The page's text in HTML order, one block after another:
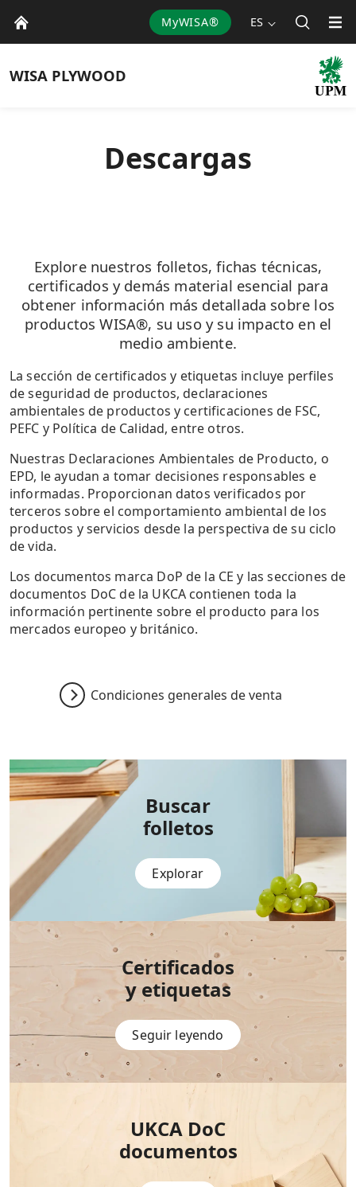
MyWISA® ES
WISA PLYWOOD
Descargas
Explore nuestros folletos, fichas técnicas,
certificados y demás material esencial para
obtener información más detallada sobre los
productos WISA®, su uso y su impacto en el
medio ambiente.
La sección de certificados y etiquetas incluye perfiles
de seguridad de productos, declaraciones
ambientales de productos y certificaciones de FSC,
PEFC y Política de Calidad, entre otros.
Nuestras Declaraciones Ambientales de Producto, o
EPD, le ayudan a tomar decisiones responsables e
informadas. Proporcionan datos verificados por
terceros sobre el comportamiento ambiental de los
productos y servicios desde la perspectiva de su ciclo
de vida.
Los documentos marca DoP de la CE y las secciones de
documentos DoC de la UKCA contienen toda la
información pertinente sobre el producto para los
mercados europeo y británico.
Condiciones generales de venta
Buscar
folletos
Explorar
Certificados
y etiquetas
Seguir leyendo
UKCA DoC
documentos